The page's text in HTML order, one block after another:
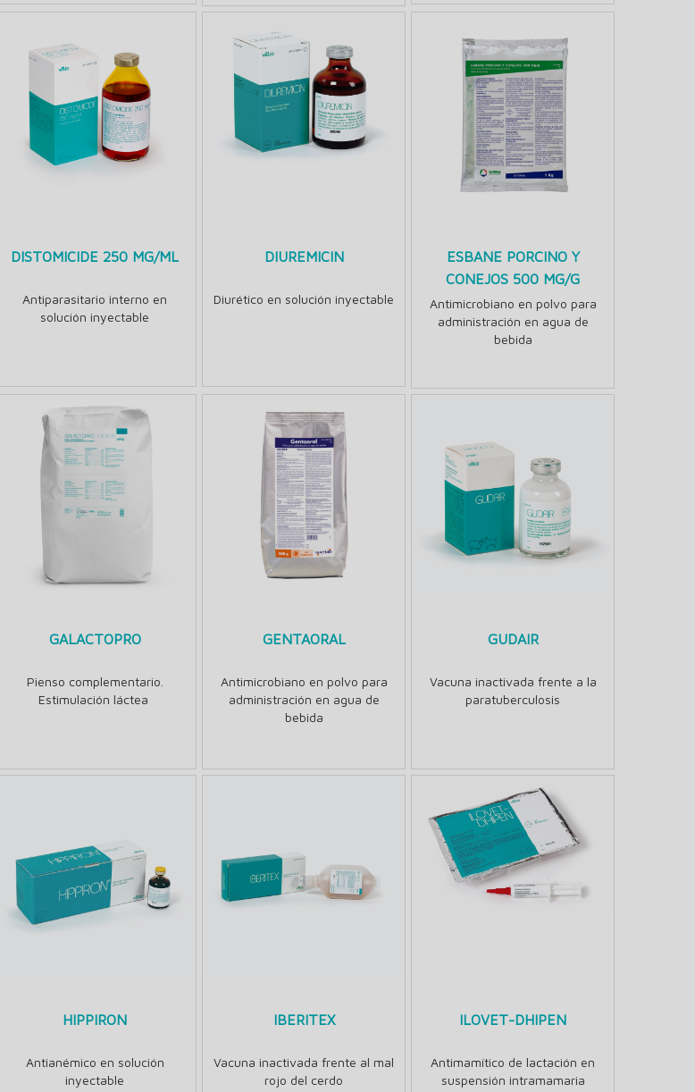
DISTOMICIDE 250 MG/ML
Antiparasitario interno en
solución inyectable
DIUREMICIN
Diurético en solución inyectable
ESBANE PORCINO Y
CONEJOS 500 MG/G
Antimicrobiano en polvo para
administración en agua de
bebida
GALACTOPRO
Pienso complementario.
Estimulación láctea
GENTAORAL
Antimicrobiano en polvo para
administración en agua de
bebida
GUDAIR
Vacuna inactivada frente a la
paratuberculosis
HIPPIRON
Antianémico en solución
inyectable
IBERITEX
Vacuna inactivada frente al mal
rojo del cerdo
ILOVET-DHIPEN
Antimamítico de lactación en
suspensión intramamaria